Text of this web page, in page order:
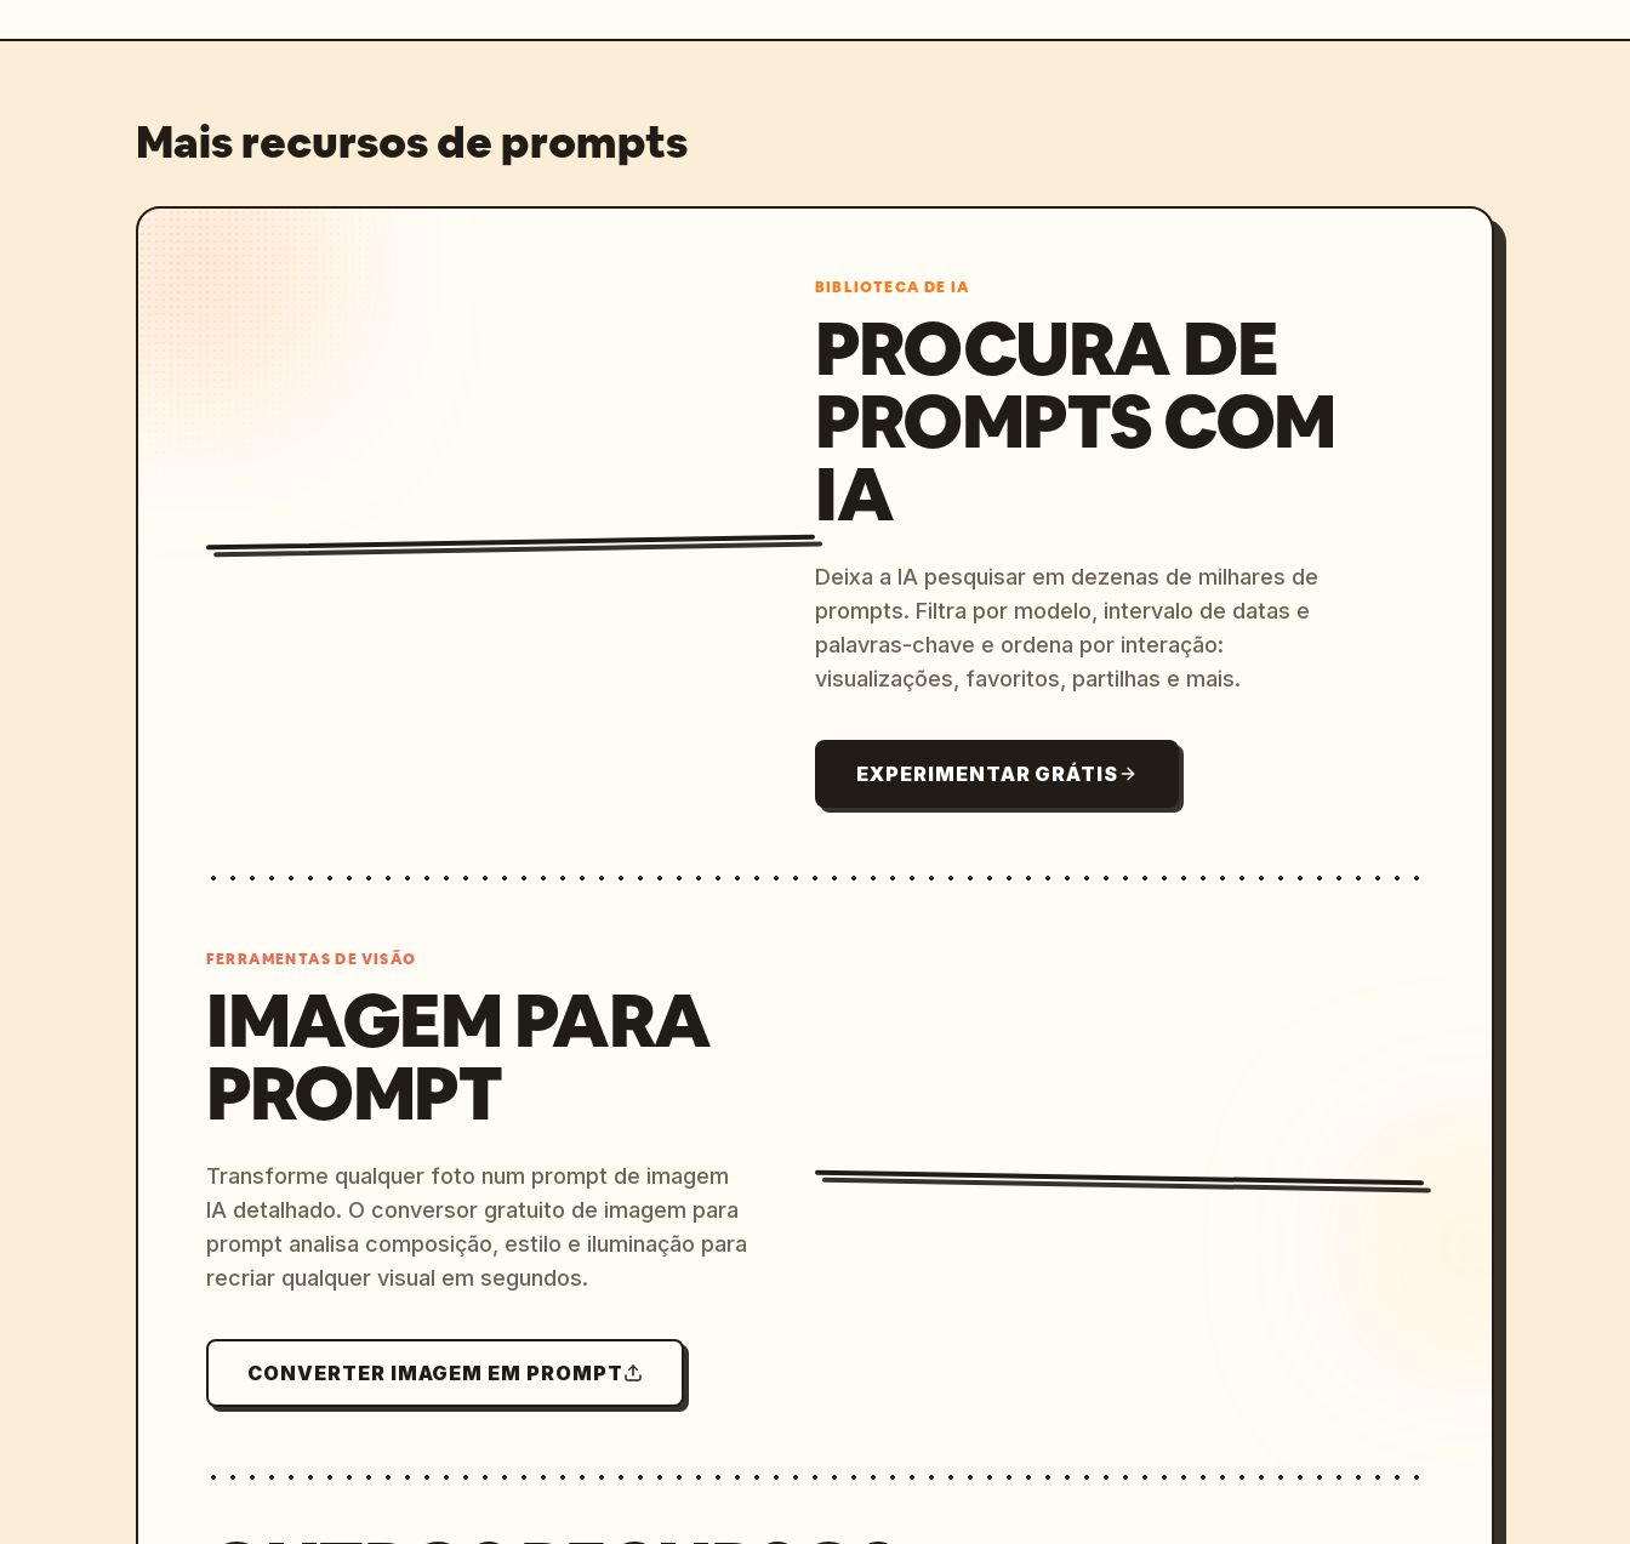
Mais recursos de prompts
BIBLIOTECA DE IA
PROCURA DE
PROMPTS COM
IA
Deixa a IA pesquisar em dezenas de milhares de
prompts. Filtra por modelo, intervalo de datas e
palavras-chave e ordena por interação:
visualizações, favoritos, partilhas e mais.
EXPERIMENTAR GRÁTIS
FERRAMENTAS DE VISÃO
IMAGEM PARA
PROMPT
Transforme qualquer foto num prompt de imagem
IA detalhado. O conversor gratuito de imagem para
prompt analisa composição, estilo e iluminação para
recriar qualquer visual em segundos.
CONVERTER IMAGEM EM PROMPT